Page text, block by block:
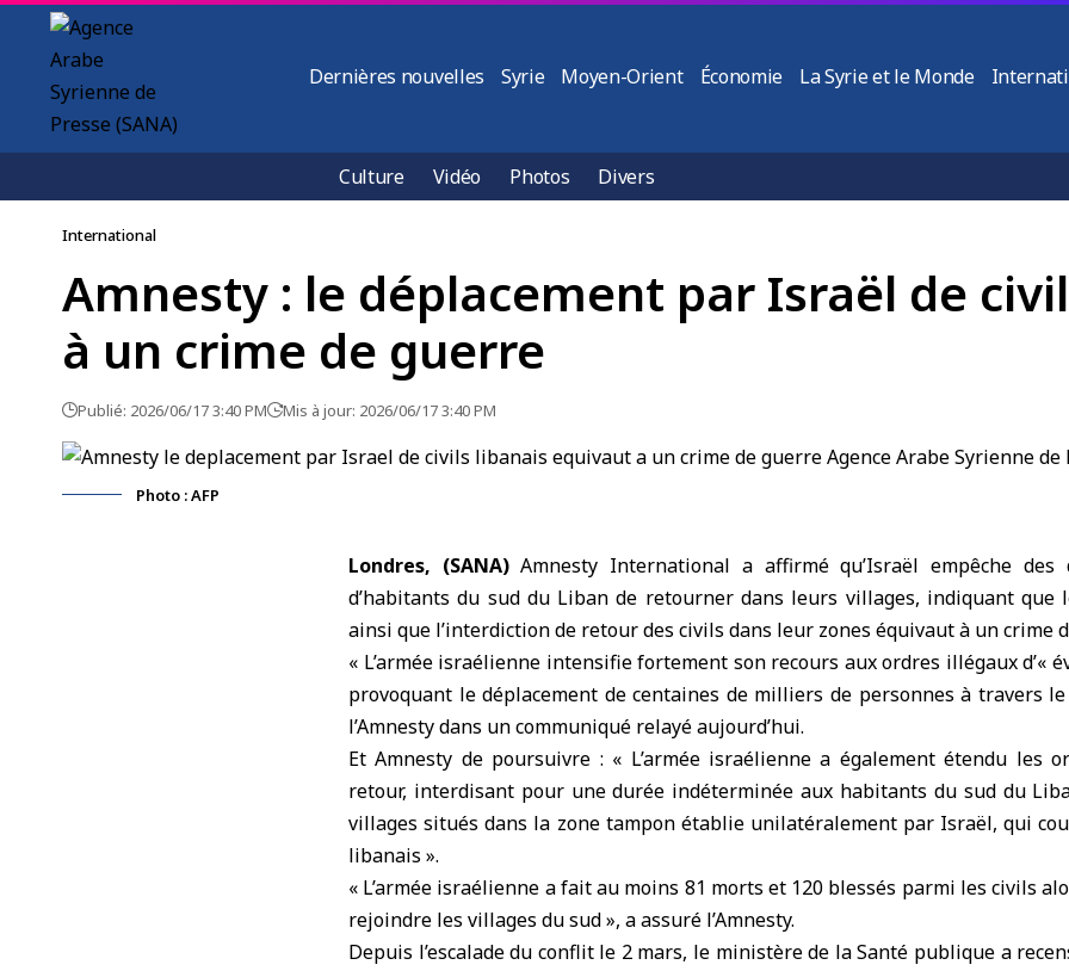
Dernières nouvelles Syrie Moyen-Orient Économie La Syrie et le Monde
Culture Vidéo Photos Divers
International
Amnesty : le déplacement par Israël de
à un crime de guerre
Publié: 2026/06/17 3:40 PM Mis à jour: 2026/06/17 3:40 PM
Photo : AFP
Londres, (SANA) Amnesty International a affirmé qu’Israëlempêche
d’habitants du sud du Liban de retourner dans leurs villages, indiquant que
ainsi que l’interdiction de retour des civils dans leur zones équivaut à un crime
« L’armée israélienne intensifie fortement son recours aux ordres illégaux d’«
provoquant le déplacement de centaines de milliers de personnes à travers
l’Amnesty dans un communiqué relayé aujourd’hui.
Et Amnesty de poursuivre : « L’armée israélienne a également étendu les
retour, interdisant pour une durée indéterminée aux habitants du sud du
villages situés dans la zone tampon établie unilatéralement par Israël, qui
libanais ».
« L’armée israélienne a fait au moins 81 morts et 120 blessés parmi les civils
rejoindre les villages du sud », a assuré l’Amnesty.
Depuis l’escalade du conflit le 2 mars, le ministère de la Santé publique a